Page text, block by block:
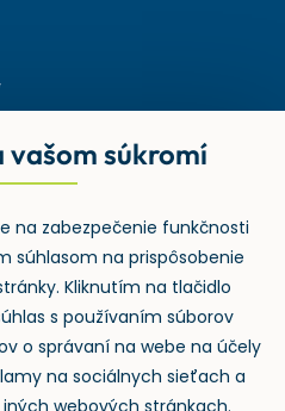
vašom súkromí
na zabezpečenie funkčnosti
súhlasom na prispôsobenie
Kliknutím na tlačidlo
s používaním súborov
o správaní na webe na účely
na sociálnych sieťach a
webových stránkach.